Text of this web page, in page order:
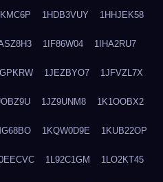
1HDB3VUY 1HHJEK58
1IF86W04 1IHA2RU7
1JEZBYO7 1JFVZL7X
1JZ9UNM8 1K1OOBX2
1KQW0D9E 1KUB22OP
1L92C1GM 1LO2KT45